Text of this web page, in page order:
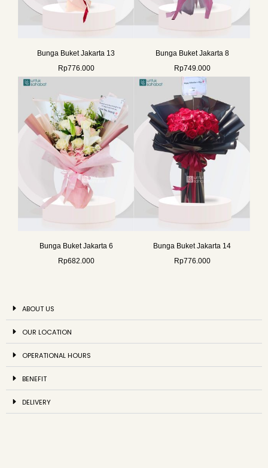
Bunga Buket Jakarta 13
Rp776.000
Bunga Buket Jakarta 8
Rp749.000
Bunga Buket Jakarta 6
Rp682.000
Bunga Buket Jakarta 14
Rp776.000
ABOUT US
OUR LOCATION
OPERATIONAL HOURS
BENEFIT
DELIVERY